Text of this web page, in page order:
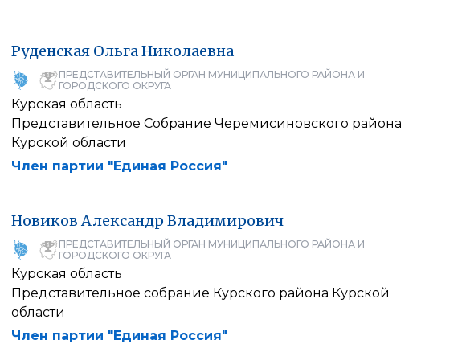
Руденская ОльгаНиколаевна
ПРЕДСТАВИТЕЛЬНЫЙ ОРГАН МУНИЦИПАЛЬНОГО РАЙОНА И
ГОРОДСКОГО ОКРУГА
Курская область
Представительное Собрание Черемисиновского района
Курской области
Член партии "Единая Россия"
Новиков Александр Владимирович
ПРЕДСТАВИТЕЛЬНЫЙ ОРГАН МУНИЦИПАЛЬНОГО РАЙОНА И
ГОРОДСКОГО ОКРУГА
Курская область
Представительное собрание Курского района Курской
области
Член партии "Единая Россия"